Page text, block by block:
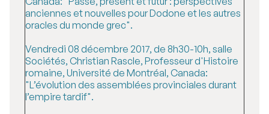
anciennes et nouvelles pour Dodone et les autres
oracles du monde grec".
Vendredi 08 décembre 2017, de 8h30-10h, salle
Sociétés, Christian Rascle, Professeur d'Histoire
romaine, Université de Montréal, Canada:
"L’évolution des assemblées provinciales durant
l’empire tardif".